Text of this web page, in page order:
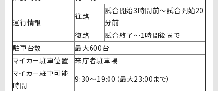
運行情報
往路
試合開始3時間前～試合開始20
分前
復路
試合終了～1時間後まで
駐車台数
最大600台
マイカー駐車位置
来庁者駐車場
マイカー駐車可能
時間
9:30～19:00（最大23:00まで）